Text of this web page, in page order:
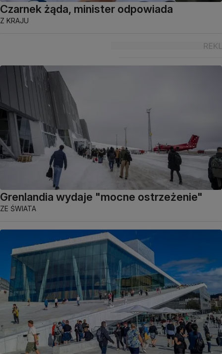
Czarnek żąda, minister odpowiada
Z KRAJU
Grenlandia wydaje "mocne ostrzeżenie"
ZE ŚWIATA